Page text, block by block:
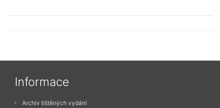
Informace
Archiv tištěných vydání